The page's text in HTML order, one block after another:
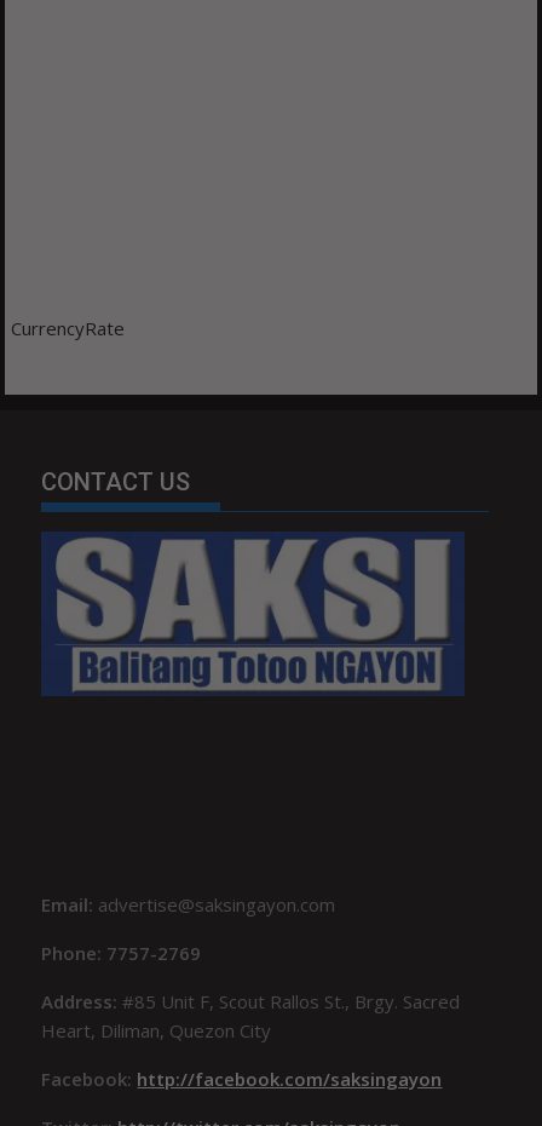
CurrencyRate
CONTACT US
Email: advertise@saksingayon.com
Phone: 7757-2769
Address:#85 Unit F, Scout Rallos St., Brgy. Sacred
Heart, Diliman, Quezon City
Facebook: http://facebook.com/saksingayon